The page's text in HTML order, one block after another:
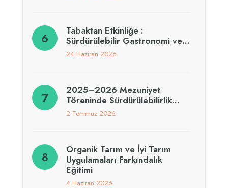
Tabaktan Etkinliğe :
Sürdürülebilir Gastronomi ve…
24 Haziran 2026
2025–2026 Mezuniyet
Töreninde Sürdürülebilirlik…
2 Temmuz 2026
Organik Tarım ve İyi Tarım
Uygulamaları Farkındalık
Eğitimi
4 Haziran 2026